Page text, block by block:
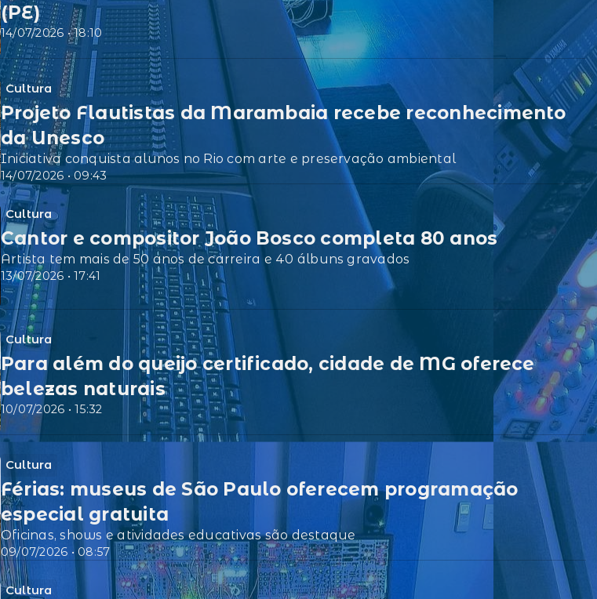
14/07/2026 • 18:10
(PE)
Cultura
14/07/2026 • 09:43
Projeto Flautistas da Marambaia recebe reconhecimento
da Unesco
Iniciativa conquista alunos no Rio com arte e preservação ambiental
Cultura
13/07/2026 • 17:41
Cantor e compositor João Bosco completa 80 anos
Artista tem mais de 50 anos de carreira e 40 álbuns gravados
Cultura
10/07/2026 • 15:32
Para além do queijo certificado, cidade de MG oferece
belezas naturais
Cultura
09/07/2026 • 08:57
Férias: museus de São Paulo oferecem programação
especial gratuita
Oficinas, shows e atividades educativas são destaque
Cultura